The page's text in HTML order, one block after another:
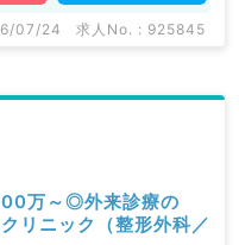
07/24 求人No. : 925845
万～◎外来診療の
リニック（整形外科／